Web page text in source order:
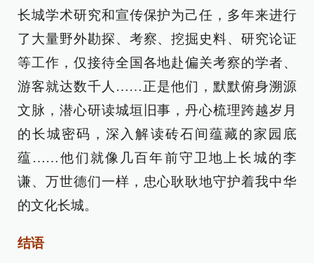
长城学术研究和宣传保护为己任，多年来进行
了大量野外勘探、考察、挖掘史料、研究论证
等工作，仅接待全国各地赴偏关考察的学者、
游客就达数千人……正是他们，默默俯身溯源
文脉，潜心研读城垣旧事，丹心梳理跨越岁月
的长城密码，深入解读砖石间蕴藏的家园底
蕴……他们就像几百年前守卫地上长城的李
谦、万世德们一样，忠心耿耿地守护着我中华
的文化长城。
结语